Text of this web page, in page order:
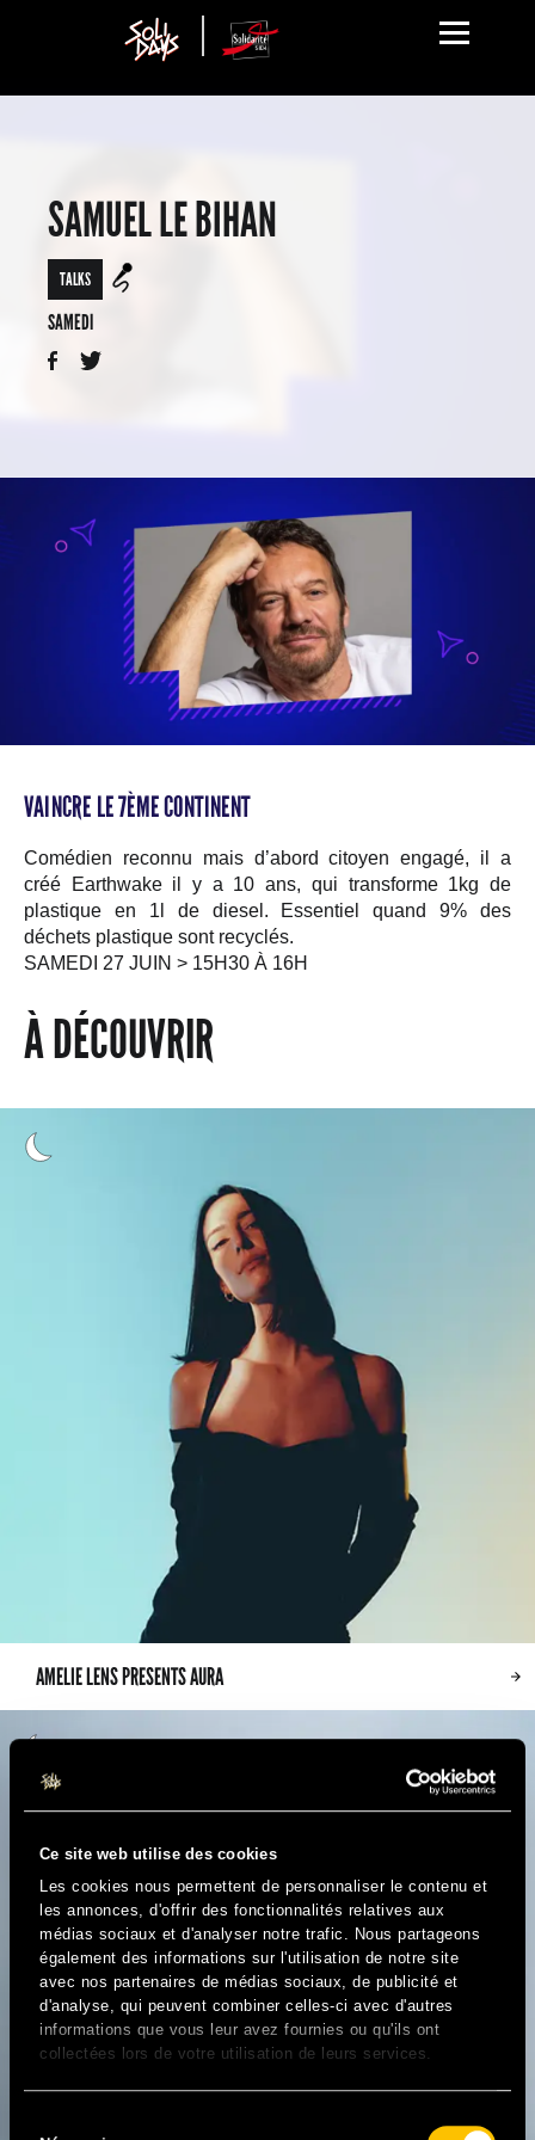
Ce site web utilise des cookies
Les cookies nous permettent de personnaliser le contenu et
les annonces, d'offrir des fonctionnalités relatives aux
médias sociaux et d'analyser notre trafic. Nous partageons
également des informations sur l'utilisation de notre site
avec nos partenaires de médias sociaux, de publicité et
d'analyse, qui peuvent combiner celles-ci avec d'autres
informations que vous leur avez fournies ou qu'ils ont
collectées lors de votre utilisation de leurs services.
SAMUEL LE BIHAN
TALKS
SAMEDI
VAINCRE LE 7ÈME CONTINENT
Comédien reconnu mais d’abord citoyen engagé, il a
créé Earthwake il y a 10 ans, qui transforme 1kg de
plastique en 1l de diesel. Essentiel quand 9% des
déchets plastique sont recyclés.
SAMEDI 27 JUIN > 15H30 À 16H
À DÉCOUVRIR
AMELIE LENS PRESENTS AURA